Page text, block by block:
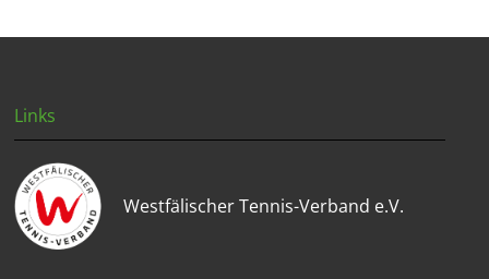
Links
Westfälischer Tennis-Verband e.V.